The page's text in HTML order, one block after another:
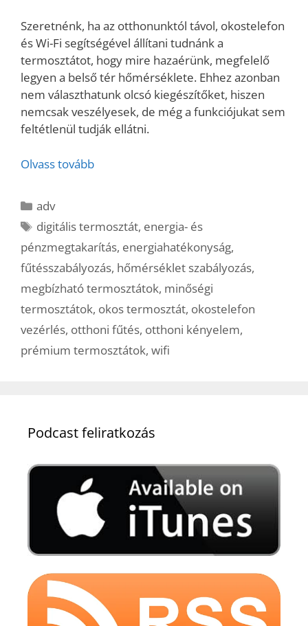
Szeretnénk, ha az otthonunktól távol, okostelefon
és Wi-Fi segítségével állítani tudnánk a
termosztátot, hogy mire hazaérünk, megfelelő
legyen a belső tér hőmérséklete. Ehhez azonban
nem választhatunk olcsó kiegészítőket, hiszen
nemcsak veszélyesek, de még a funkciójukat sem
feltétlenül tudják ellátni.
Olvass tovább
Kategória
adv
Címkék
digitális termosztát, energia- és
pénzmegtakarítás, energiahatékonyság,
fűtésszabályozás, hőmérséklet szabályozás,
megbízható termosztátok, minőségi
termosztátok, okos termosztát, okostelefon
vezérlés, otthoni fűtés, otthoni kényelem,
prémium termosztátok, wifi
Podcast feliratkozás